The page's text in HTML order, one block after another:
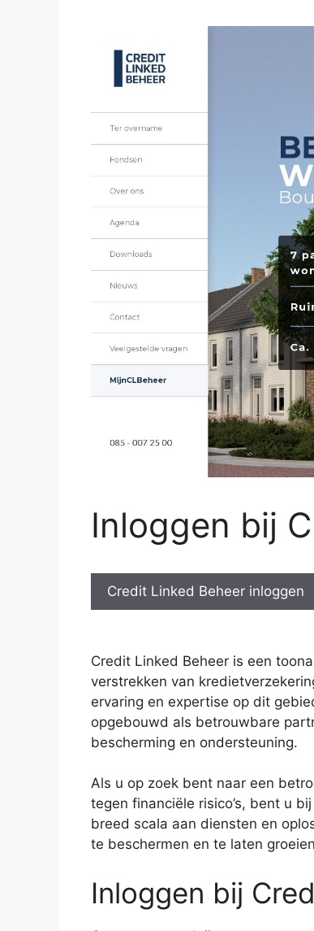
Inloggen bij
Credit Linked Beheer inloggen
Credit Linked Beheer is een
verstrekken van
ervaring en expertise op dit
opgebouwd als betrouwbare
bescherming en ondersteuning.
Als u op zoek bent naar een
tegen financiële risico’s, bent u
breed scala aan diensten en
te beschermen en te laten
Inloggen bij